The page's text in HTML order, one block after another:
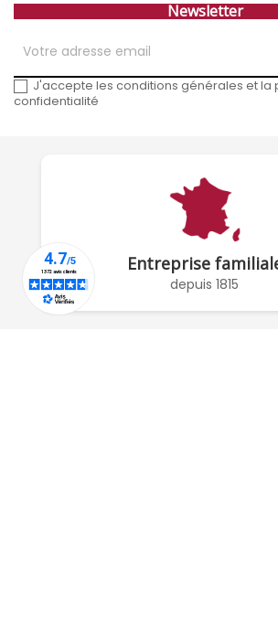
Newsletter
J'accepte les conditions générales et la
confidentialité
Entreprise
depuis 1815